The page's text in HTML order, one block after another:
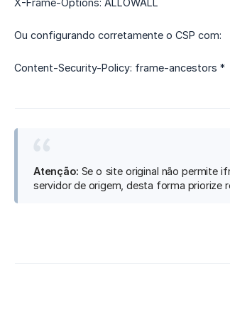
X-Frame-Options: ALLOWALL
Ou configurando corretamente o CSP com:
Content-Security-Policy: frame-ancestors *
Atenção: Se o site original não permite
servidor de origem, desta forma priorize